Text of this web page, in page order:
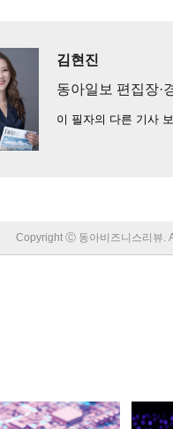
김현진
동아일보 편집장·
이 필자의 다른 기사
Copyright Ⓒ 동아비즈니스리뷰.